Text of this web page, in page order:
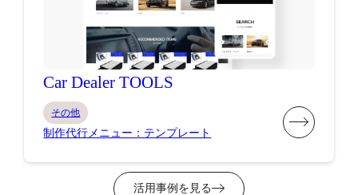
Car Dealer TOOLS
その他
制作代行メニュー：テンプレート
活用事例を見る